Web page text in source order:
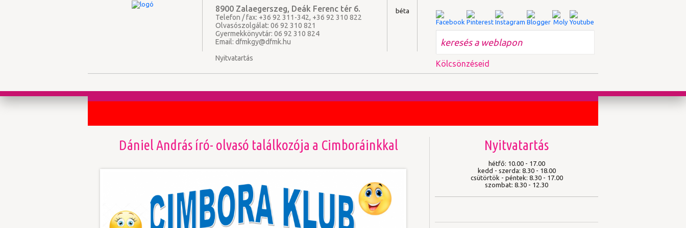
8900 Zalaegerszeg, Deák Ferenc tér 6.
Telefon / fax: +36 92 311-342, +36 92 310 822
Olvasószolgálat: 06 92 310 821
Gyermekkönyvtár: 06 92 310 824
Email:dfmkgy@dfmk.hu
Nyitvatartás
béta
Kölcsönzéseid
Dániel András író- olvasó találkozója a Cimboráinkkal Nyitvatartás
hétfő: 10.00 - 17.00
kedd - szerda: 8.30 - 18.00
csütörtök - péntek: 8.30 - 17.00
szombat: 8.30 - 12.30